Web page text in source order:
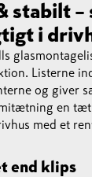
stabilt –
i
Listerne
og giver
en tæt
med et
end klips